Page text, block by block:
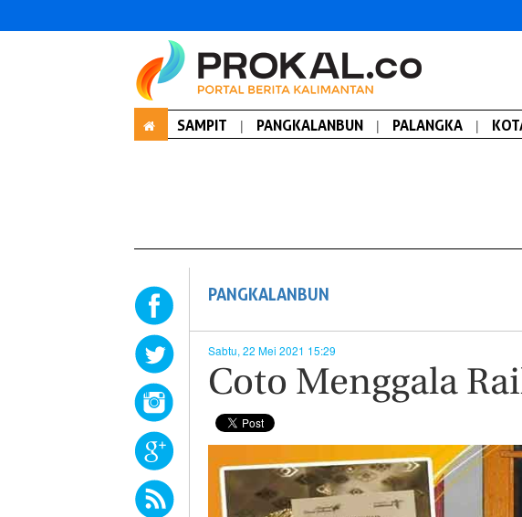
SAMPIT | PANGKALANBUN | PALANGKA |
PANGKALANBUN
Sabtu, 22 Mei 2021 15:29
Coto Menggala